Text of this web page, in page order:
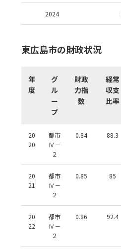
2024
東広島市の財政状況
年
度
グ
ル
ー
プ
財政
力指
数
経常
収支
比率
20
20
都市
Ⅳ－
２
0.84 88.3
20
21
都市
Ⅳ－
２
0.85 85
20
22
都市
Ⅳ－
２
0.86 92.4